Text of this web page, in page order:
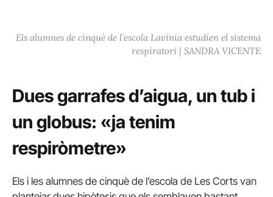
Els alumnes de cinquè de l’escola Lavínia estudien el sistema
respiratori | SANDRA VICENTE
Dues garrafes d’aigua, un tub i
un globus: «ja tenim
respiròmetre»
Els i les alumnes de cinquè de l’escola de Les Corts van